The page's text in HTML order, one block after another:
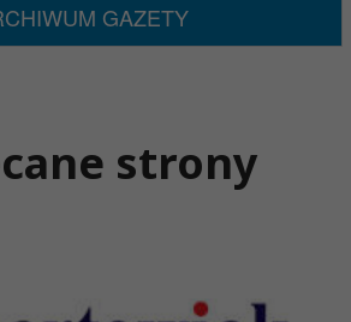
GAZETY
strony